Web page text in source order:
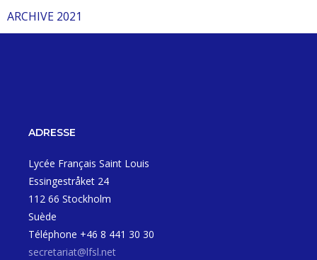
ARCHIVE 2021
ADRESSE
Lycée Français Saint Louis
Essingestråket 24
112 66 Stockholm
Suède
Téléphone +46 8 441 30 30
secretariat@lfsl.net